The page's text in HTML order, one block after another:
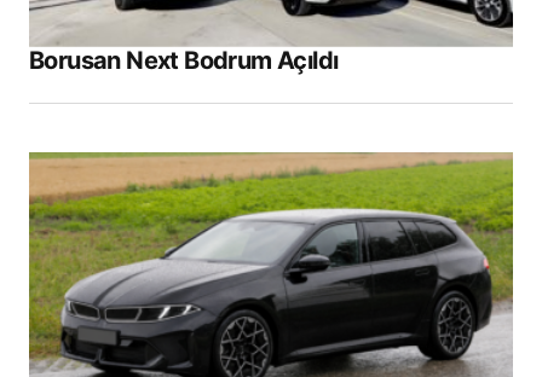
Borusan Next Bodrum Açıldı